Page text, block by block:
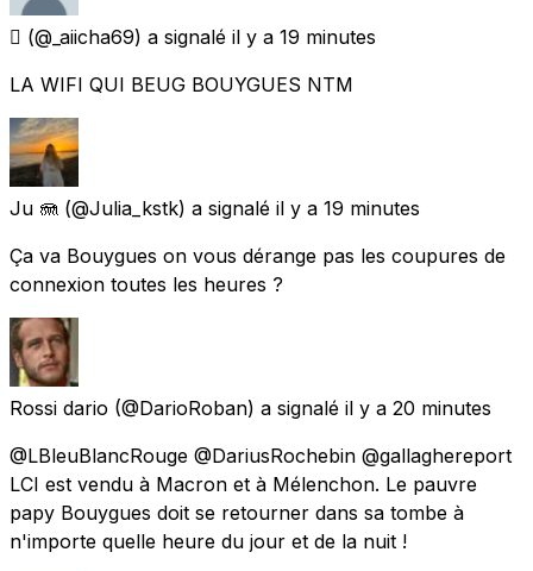
‏َ (@_aiicha69) a signalé il y a 19 minutes
LA WIFI QUI BEUG BOUYGUES NTM
Ju 🪼 (@Julia_kstk) a signalé il y a 19 minutes
Ça va Bouygues on vous dérange pas les coupures de
connexion toutes les heures ?
Rossi dario (@DarioRoban) a signalé il y a 20 minutes
@LBleuBlancRouge @DariusRochebin @gallaghereport
LCI est vendu à Macron et à Mélenchon. Le pauvre
papy Bouygues doit se retourner dans sa tombe à
n'importe quelle heure du jour et de la nuit !